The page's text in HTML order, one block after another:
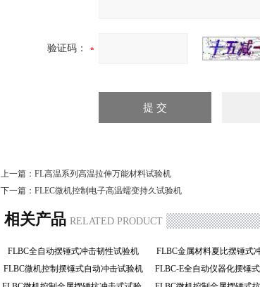
验证码：
上一篇： FL高温系列高温拉伸万能材料试验机
下一篇： FLEC微机控制电子高温蠕变持久试验机
相关产品 RELATED PRODUCT
FLBC全自动摆锤式冲击韧性试验机 FLBC金属材料夏比摆锤式
FLBC微机控制摆锤式自动冲击试验机